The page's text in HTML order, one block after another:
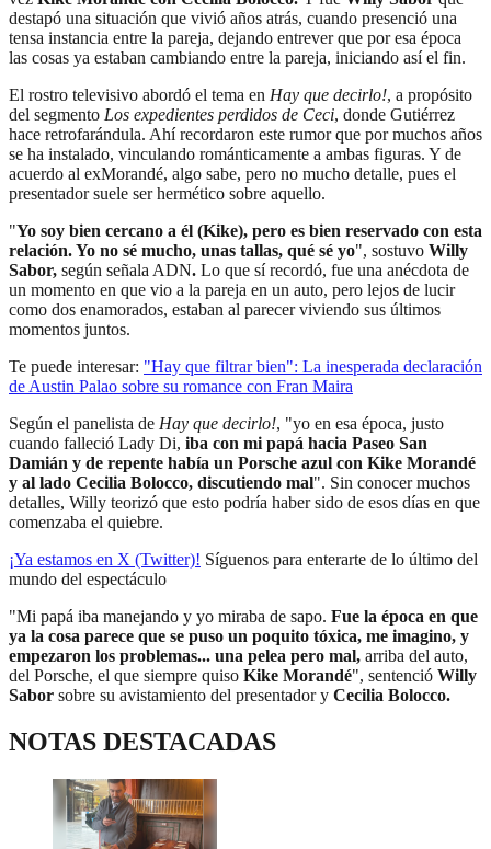
destapó una situación que vivió años atrás, cuando presenció una
tensa instancia entre la pareja, dejando entrever que por esa época
las cosas ya estaban cambiando entre la pareja, iniciando así el fin.
El rostro televisivo abordó el tema en Hay que decirlo!, a propósito
del segmento Los expedientes perdidos de Ceci, donde Gutiérrez
hace retrofarándula. Ahí recordaron este rumor que por muchos años
se ha instalado, vinculando románticamente a ambas figuras. Y de
acuerdo al exMorandé, algo sabe, pero no mucho detalle, pues el
presentador suele ser hermético sobre aquello.
"Yo soy bien cercano a él (Kike), pero es bien reservado con esta
relación. Yo no sé mucho, unas tallas, qué sé yo", sostuvo Willy
Sabor, según señala ADN. Lo que sí recordó, fue una anécdota de
un momento en que vio a la pareja en un auto, pero lejos de lucir
como dos enamorados, estaban al parecer viviendo sus últimos
momentos juntos.
Te puede interesar: "Hay que filtrar bien": La inesperada declaración
de Austin Palao sobre su romance con Fran Maira
Según el panelista de Hay que decirlo!, "yo en esa época, justo
cuando falleció Lady Di, iba con mi papá hacia Paseo San
Damián y de repente había un Porsche azul con Kike Morandé
y al lado Cecilia Bolocco, discutiendo mal". Sin conocer muchos
detalles, Willy teorizó que esto podría haber sido de esos días en que
comenzaba el quiebre.
¡Ya estamos en X (Twitter)! Síguenos para enterarte de lo último del
mundo del espectáculo
"Mi papá iba manejando y yo miraba de sapo. Fue la época en que
ya la cosa parece que se puso un poquito tóxica, me imagino, y
empezaron los problemas... una pelea pero mal, arriba del auto,
del Porsche, el que siempre quiso Kike Morandé", sentenció Willy
Sabor sobre su avistamiento del presentador y Cecilia Bolocco.
NOTAS DESTACADAS